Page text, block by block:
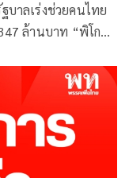
บาลเร่งช่วยคนไทย
ล้านบาท “พิโก